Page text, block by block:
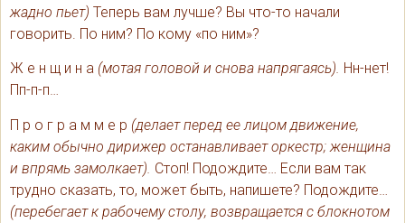
жадно пьет) Теперь вам лучше? Вы что-то начали
говорить. По ним? По кому «по ним»?
Ж е н щ и н а (мотая головой и снова напрягаясь). Нн-нет!
Пп-п-п…
П р о г р а м м е р (делает перед ее лицом движение,
каким обычно дирижер останавливает оркестр; женщина
и впрямь замолкает). Стоп! Подождите… Если вам так
трудно сказать, то, может быть, напишете? Подождите…
(перебегает к рабочему столу, возвращается с блокнотом